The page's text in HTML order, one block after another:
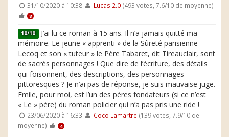
31/10/2020 à 10:38 Lucas 2.0(493 votes, 7.6/10 de moyenne)
8
10/10 J’ai lu ce roman à 15 ans. Il n’a jamais quitté ma
mémoire. Le jeune « apprenti » de la Sûreté parisienne
Lecoq et son « tuteur » le Père Tabaret, dit Tireauclair, sont
de sacrés personnages ! Que dire de l’écriture, des détails
qui foisonnent, des descriptions, des personnages
pittoresques ? Je n’ai pas de réponse, je suis mauvaise juge.
Emile, pour moi, est l’un des pères fondateurs (si ce n’est
« Le » père) du roman policier qui n’a pas pris une ride !
23/06/2020 à 16:33 Coco Lamartre (139 votes, 7.9/10 de
moyenne)
4